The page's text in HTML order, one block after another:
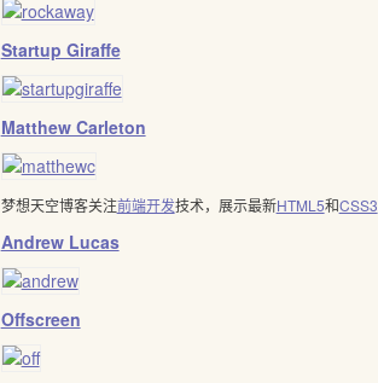
Startup Giraffe
Matthew Carleton
梦想天空博客关注前端开发技术，展示最新HTML5和CSS3
Andrew Lucas
Offscreen